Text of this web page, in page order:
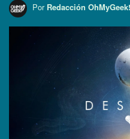
Por Redacción OhMyGeek!